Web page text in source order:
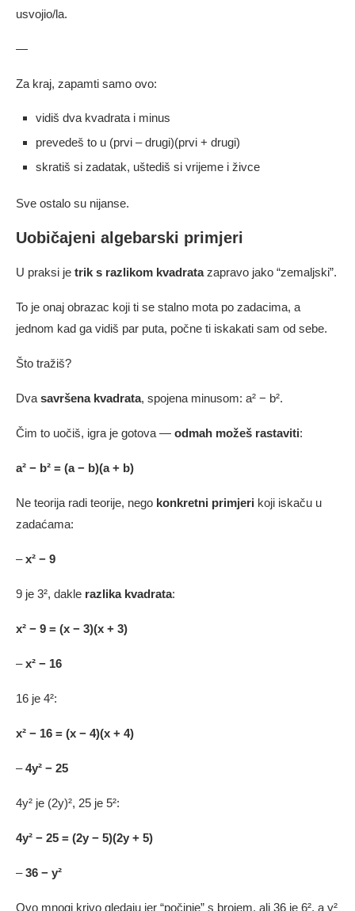
usvojio/la.
—
Za kraj, zapamti samo ovo:
vidiš dva kvadrata i minus
prevedeš to u (prvi – drugi)(prvi + drugi)
skratiš si zadatak, uštediš si vrijeme i živce
Sve ostalo su nijanse.
Uobičajeni algebarski primjeri
U praksi je trik s razlikom kvadratazapravo jako “zemaljski”.
To je onaj obrazac koji ti se stalno mota po zadacima, a
jednom kad ga vidiš par puta, počne ti iskakati sam od sebe.
Što tražiš?
Dva savršena kvadrata, spojena minusom: a² − b².
Čim to uočiš, igra je gotova — odmah možeš rastaviti:
a² − b² = (a − b)(a + b)
Ne teorija radi teorije, nego konkretni primjeri koji iskaču u
zadaćama:
–x² − 9
9 je 3², dakle razlika kvadrata:
x² − 9 = (x − 3)(x + 3)
–x² − 16
16 je 4²:
x² − 16 = (x − 4)(x + 4)
–4y² − 25
4y² je (2y)², 25 je 5²:
4y² − 25 = (2y − 5)(2y + 5)
–36 − y²
Ovo mnogi krivo gledaju jer “počinje” s brojem, ali 36 je 6², a y²